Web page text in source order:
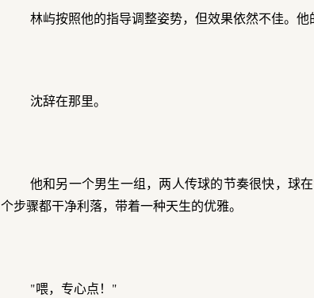
林屿按照他的指导调整姿势，但效果依然不佳。
沈辞在那里。
他和另一个男生一组，两人传球的节奏很快，球
个步骤都干净利落，带着一种天生的优雅。
"喂，专心点！"